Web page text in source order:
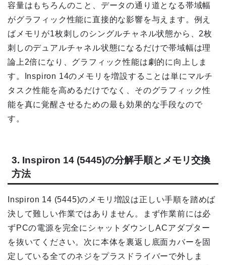
容量はもちろんのこと、データの通り道となる帯域幅
がグラフィック性能に直接的な影響を与えます。例え
ばメモリが1枚刺しのシングルチャネル状態から、2枚
刺しのデュアルチャネル状態になるだけで帯域幅は理
論上2倍になり、グラフィック性能は劇的に向上しま
す。Inspiron 14のメモリを増設することは単にマルチ
タスク性能を高めるだけでなく、そのグラフィック性
能を真に覚醒させるための最も効果的な手段なので
す。
3. Inspiron 14 (5445)の分解手順とメモリ交換
方法
Inspiron 14 (5445)のメモリ増設は正しい手順を踏めば
決して難しい作業ではありません。まず作業前には必
ずPCの電源を完全にシャットダウンしACアダプター
を抜いてください。次に本体を裏返し底面カバーを固
定している全てのネジをプラスドライバーで外しま